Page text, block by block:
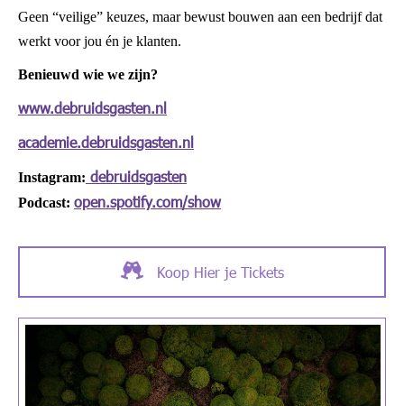
Geen “veilige” keuzes, maar bewust bouwen aan een bedrijf dat
werkt voor jou én je klanten.
Benieuwd wie we zijn?
www.debruidsgasten.nl
academie.debruidsgasten.nl
Instagram: debruidsgasten
Podcast: open.spotify.com/show
Koop Hier je Tickets